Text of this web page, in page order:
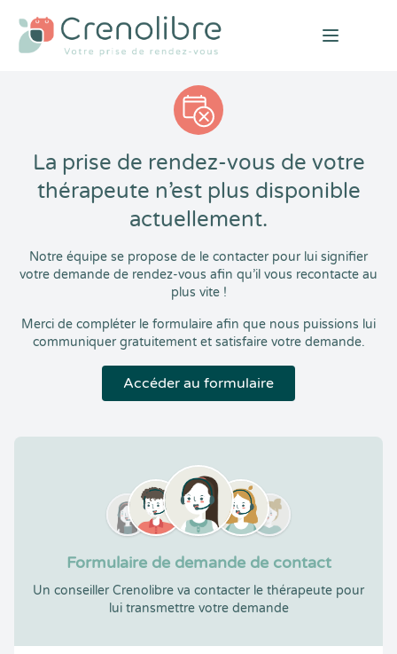
Open
La prise de rendez-vous de votre
thérapeute n’est plus disponible
actuellement.
Notre équipe se propose de le contacter pour lui signifier
votre demande de rendez-vous afin qu’il vous recontacte au
plus vite !
Merci de compléter le formulaire afin que nous puissions lui
communiquer gratuitement et satisfaire votre demande.
Accéder au formulaire
Formulaire de demande de contact
Un conseiller Crenolibre va contacter le thérapeute pour
lui transmettre votre demande